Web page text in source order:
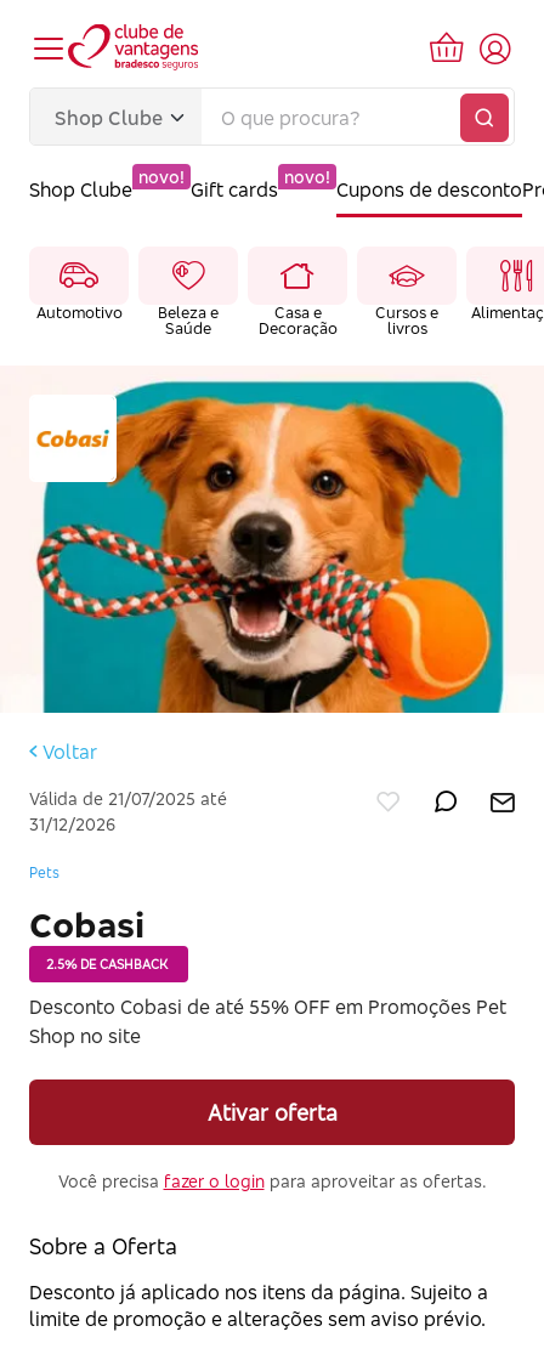
Shop Clube
novo!
Gift cards
novo!
Cupons de desconto
Automotivo
Beleza e
Saúde
Casa e
Decoração
Cursos e
livros
Voltar
Válida de 21/07/2025 até
31/12/2026
Pets
Cobasi
2.5% DE CASHBACK
Desconto Cobasi de até 55% OFF em Promoções Pet
Shop no site
Ativar oferta
Você precisa fazer o loginpara aproveitar as ofertas.
Sobre a Oferta
Desconto já aplicado nos itens da página. Sujeito a
limite de promoção e alterações sem aviso prévio.